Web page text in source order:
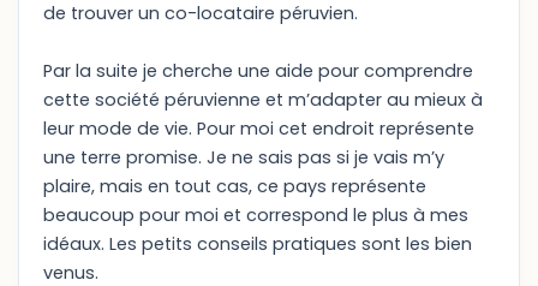
de trouver un co-locataire péruvien.
Par la suite je cherche une aide pour comprendre
cette société péruvienne et m’adapter au mieux à
leur mode de vie. Pour moi cet endroit représente
une terre promise. Je ne sais pas si je vais m’y
plaire, mais en tout cas, ce pays représente
beaucoup pour moi et correspond le plus à mes
idéaux. Les petits conseils pratiques sont les bien
venus.